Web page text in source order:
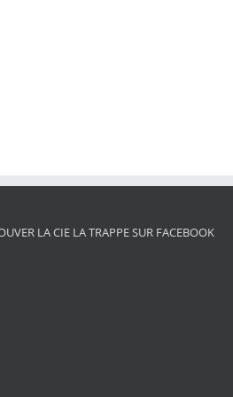
LA CIE LA TRAPPE SUR FACEBOOK